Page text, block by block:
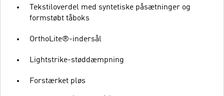
Tekstiloverdel med syntetiske påsætninger og
formstøbt tåboks
OrthoLite®-indersål
Lightstrike-støddæmpning
Forstærket pløs